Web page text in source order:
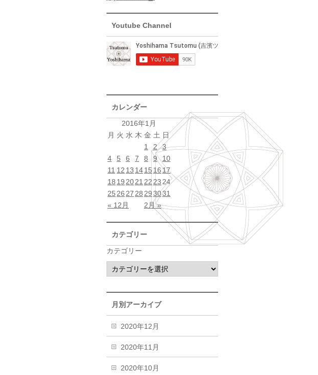
Youtube Channel
カレンダー
2016年1月
月 火 水 木 金 土 日
« 12月 2月 »
1 2
3
4
5 6 7 8 9
10
11 12 13 1415 1617
18 192021222324
25262728293031
カテゴリー
カテゴリー
月別アーカイブ
2020年12月
2020年11月
2020年10月